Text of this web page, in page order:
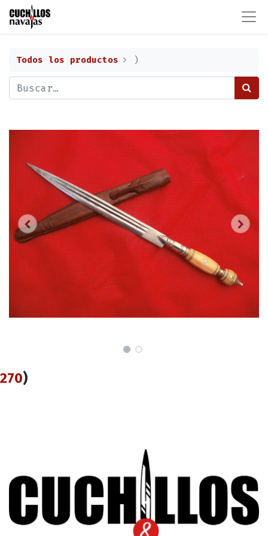
Todos los productos )
270)